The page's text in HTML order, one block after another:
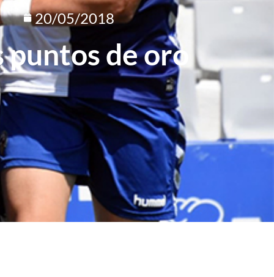
20/05/2018
puntos de oro